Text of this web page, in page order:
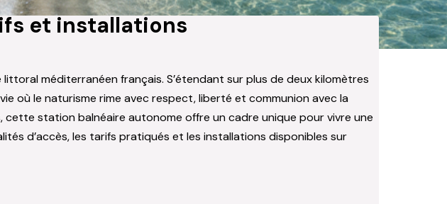
et installations
méditerranéen français. S’étendant sur plus de deux kilomètres
où le naturisme rime avec respect, liberté et communion avec la
station balnéaire autonome offre un cadre unique pour vivre une
d’accès, les tarifs pratiqués et les installations disponibles sur